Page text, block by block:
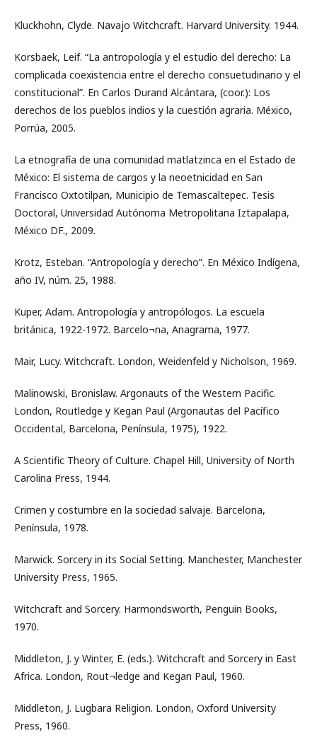
Kluckhohn, Clyde. Navajo Witchcraft. Harvard University. 1944.
Korsbaek, Leif. “La antropología y el estudio del derecho: La
complicada coexistencia entre el derecho consuetudinario y el
constitucional”. En Carlos Durand Alcántara, (coor.): Los
derechos de los pueblos indios y la cuestión agraria. México,
Porrúa, 2005.
La etnografía de una comunidad matlatzinca en el Estado de
México: El sistema de cargos y la neoetnicidad en San
Francisco Oxtotilpan, Municipio de Temascaltepec. Tesis
Doctoral, Universidad Autónoma Metropolitana Iztapalapa,
México DF., 2009.
Krotz, Esteban. “Antropología y derecho”. En México Indígena,
año IV, núm. 25, 1988.
Kuper, Adam. Antropología y antropólogos. La escuela
británica, 1922-1972. Barcelo¬na, Anagrama, 1977.
Mair, Lucy. Witchcraft. London, Weidenfeld y Nicholson, 1969.
Malinowski, Bronislaw. Argonauts of the Western Pacific.
London, Routledge y Kegan Paul (Argonautas del Pacífico
Occidental, Barcelona, Península, 1975), 1922.
A Scientific Theory of Culture. Chapel Hill, University of North
Carolina Press, 1944.
Crimen y costumbre en la sociedad salvaje. Barcelona,
Península, 1978.
Marwick. Sorcery in its Social Setting. Manchester, Manchester
University Press, 1965.
Witchcraft and Sorcery. Harmondsworth, Penguin Books,
1970.
Middleton, J. y Winter, E. (eds.). Witchcraft and Sorcery in East
Africa. London, Rout¬ledge and Kegan Paul, 1960.
Middleton, J. Lugbara Religion. London, Oxford University
Press, 1960.